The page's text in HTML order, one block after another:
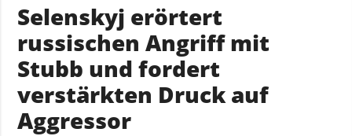
Selenskyj erörtert
russischen Angriff mit
Stubb und fordert
verstärkten Druck auf
Aggressor